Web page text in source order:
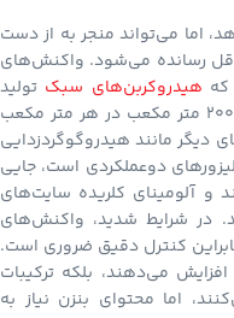
اما می‌تواند منجر به از دست
رسانده می‌شود. واکنش‌های
که هیدروکربن‌های سبک تولید
می‌کنند. تولید خالص هیدروژن بین ۵۰ تا ۲۰۰ متر مکعب در هر متر مکعب
دیگر مانند هیدروگوگردزدایی
دوعملکردی است، جایی
و آلومینای کلریده سایت‌های
در شرایط شدید، واکنش‌های
کنترل دقیق ضروری است.
این واکنش‌ها نه تنها اکتان را تا ۹۰-۱۰۲ افزایش می‌دهند، بلکه ترکیبات
اما محتوای بنزن نیاز به